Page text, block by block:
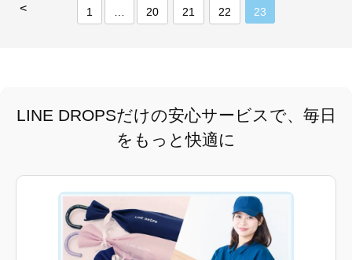
< 1 20 21 22 23
LINE DROPSだけの安心サービスで、毎日
をもっと快適に